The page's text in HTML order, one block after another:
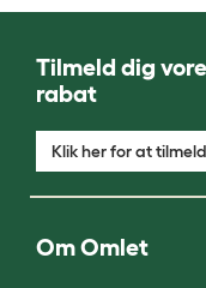
Tilmeld dig
rabat
Klik her for at
Om Omlet